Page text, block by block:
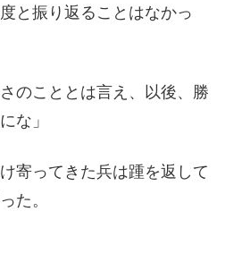
と振り返ることはなかっ
のこととは言え、以後、勝
な」
寄ってきた兵は踵を返して
た。